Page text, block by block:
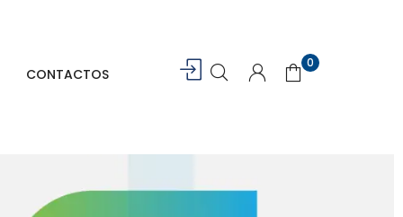
CONTACTOS
0